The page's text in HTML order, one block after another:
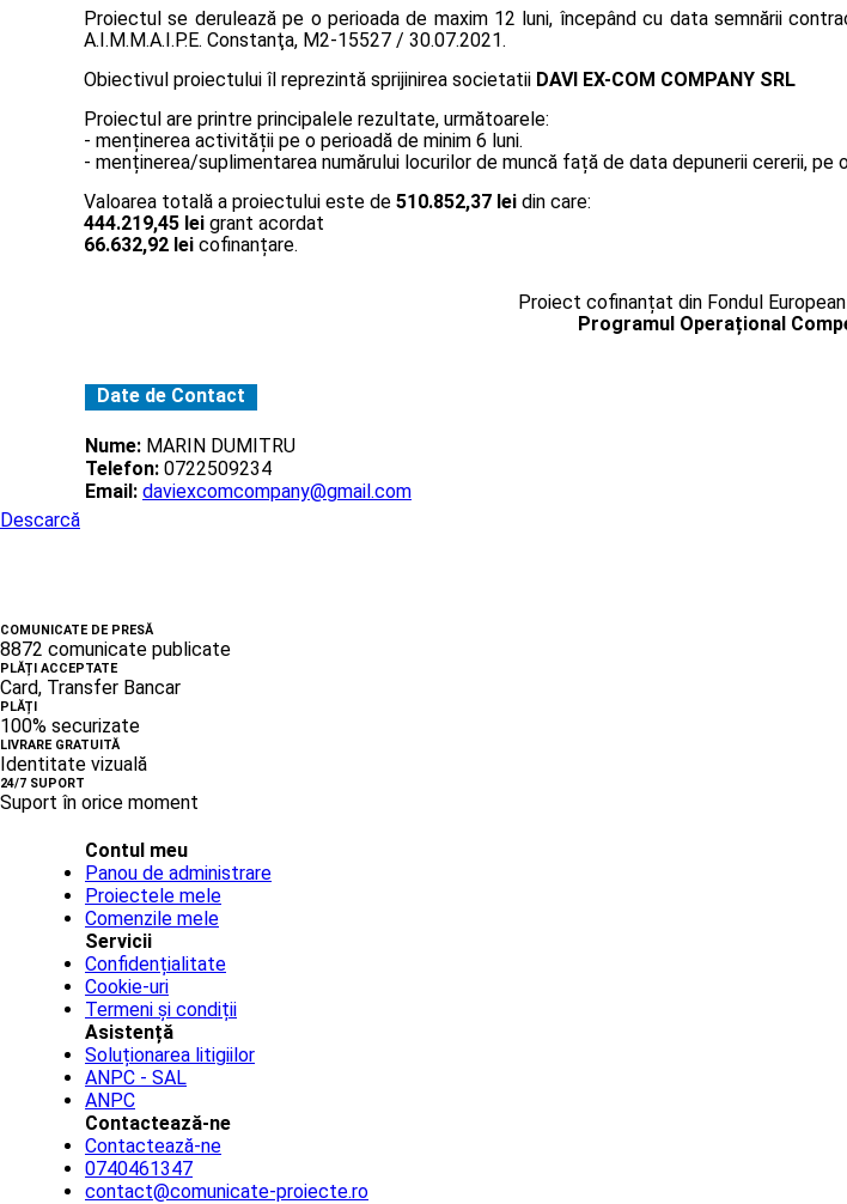
Proiectul se derulează pe o perioada de maxim 12 luni, începând cu data semnării
A.I.M.M.A.I.P.E. Constanţa, M2-15527 / 30.07.2021.
Obiectivul proiectului îl reprezintă sprijinirea societatii DAVI EX-COM COMPANY SRL
Proiectul are printre principalele rezultate, următoarele:
- menținerea activității pe o perioadă de minim 6 luni.
- menținerea/suplimentarea numărului locurilor de muncă față de data depunerii cererii, pe
Valoarea totală a proiectului este de 510.852,37 lei din care:
444.219,45 lei grant acordat
66.632,92 lei cofinanțare.
Proiect cofinanțat din Fondul
Programul Operațional
Date de Contact
Nume: MARIN DUMITRU
Telefon: 0722509234
Email: daviexcomcompany@gmail.com
Descarcă
COMUNICATE DE PRESĂ
8872 comunicate publicate
PLĂȚI ACCEPTATE
Card, Transfer Bancar
PLĂȚI
100% securizate
LIVRARE GRATUITĂ
Identitate vizuală
24/7 SUPORT
Suport în orice moment
Contul meu
Panou de administrare
Proiectele mele
Comenzile mele
Servicii
Confidențialitate
Cookie-uri
Termeni și condiții
Asistență
Soluționarea litigiilor
ANPC - SAL
ANPC
Contactează-ne
Contactează-ne
0740461347
contact@comunicate-proiecte.ro